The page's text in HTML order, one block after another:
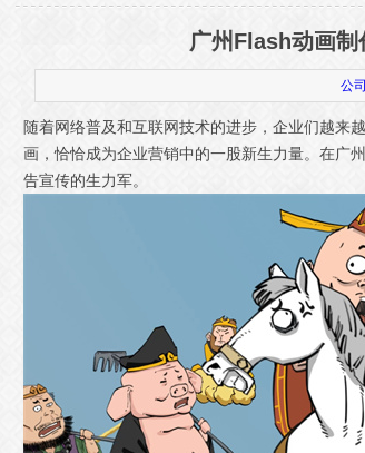
广州Flash动画
公
随着网络普及和互联网技术的进步，企业们越来
画，恰恰成为企业营销中的一股新生力量。在广
告宣传的生力军。